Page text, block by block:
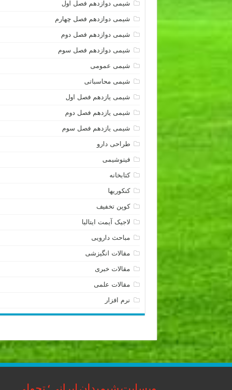
شیمی دوازدهم فصل اول
شیمی دوازدهم فصل چهارم
شیمی دوازدهم فصل دوم
شیمی دوازدهم فصل سوم
شیمی عمومی
شیمی محاسباتی
شیمی یازدهم فصل اول
شیمی یازدهم فصل دوم
شیمی یازدهم فصل سوم
طراحی دارو
فیتوشیمی
کتابخانه
کنکوریها
کوپن تخفیف
لاجیک آیمت ایتالیا
مباحث دارویی
مقالات انگیزشی
مقالات خبری
مقالات علمی
نرم افزار